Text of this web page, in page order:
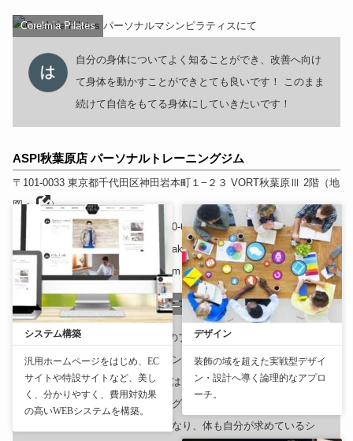
Corelmia Pilates
自分の身体についてよく知ることができ、改善へ向け
て身体を動かすことができとても良いです！ このまま
続けて自信をもてる身体にしていきたいです！
ASPI秋葉原店 パーソナルトレーニングジム
〒101-0033 東京都千代田区神田岩本町１−２３ VORT秋葉原Ⅲ 2階（地
図：
）
おすすめランク: 4.9Tel: 03-6260-6366ホームページURL:
https://aspirest.com/access/tokyo/akihabara/?
utm_source=akihabara&utm_id=gpm
ASPI秋葉原店 パーソナルトレーニングジム
最初は食事指導付きのプランを契約ししていて、その
後は月1-2回のレッスンで継続してます。もう5ヶ月で
す。 トレーナーさんはプロな筋トレと体管理の知識を
持っていて、毎回のトレーニングに色々アドバイスを頂いてま
す。自分自身も筋トレが好きになり、体も自分が求めているシ
システム構築
汎用ホームページをはじめ、EC
サイトや特設サイトなど、美し
く、分かりやすく、費用対効果
の高いWEBシステムを構築。
デザイン
装飾の域を超えた実戦型デザイ
ン・設計へ導く論理的なアプロ
ーチ。